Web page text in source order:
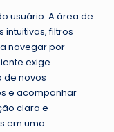
usuário. A área de
filtros
navegar por
exige
de novos
e acompanhar
clara e
em uma